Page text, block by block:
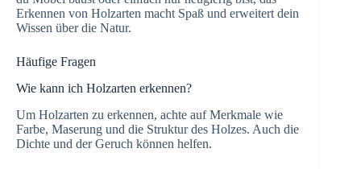
Erkennen von Holzarten macht Spaß und erweitert dein
Wissen über die Natur.
Häufige Fragen
Wie kann ich Holzarten erkennen?
Um Holzarten zu erkennen, achte auf Merkmale wie
Farbe, Maserung und die Struktur des Holzes. Auch die
Dichte und der Geruch können helfen.